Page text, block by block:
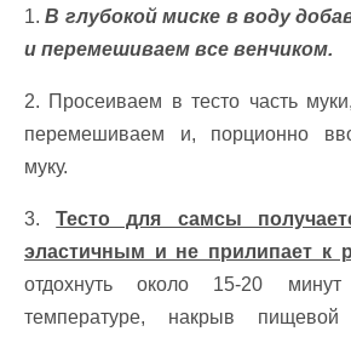
1.В глубокой миске в воду
и перемешиваем все венчиком.
2. Просеиваем в тесто часть
перемешиваем и, порционно
муку.
3.Тесто для самсы
эластичным и не прилипает к
отдохнуть около 15-20
температуре, накрыв